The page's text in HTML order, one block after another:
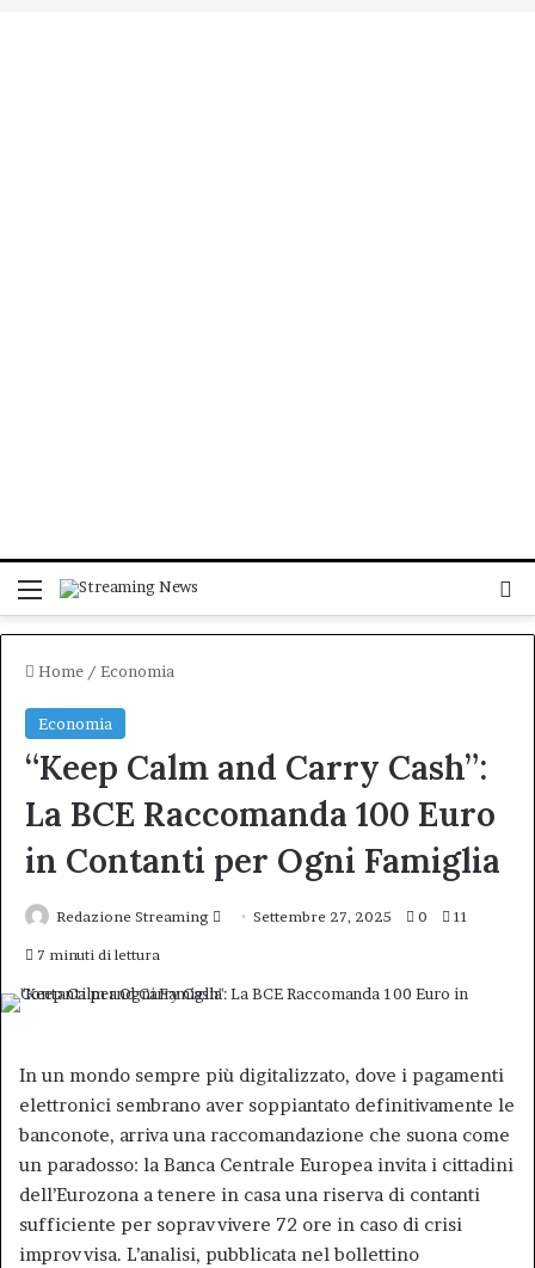
Menu
Home / Economia
Economia
“Keep Calm and Carry Cash”:
La BCE Raccomanda 100 Euro
in Contanti per Ogni Famiglia
Redazione Streaming
InviaSettembre 27, 2025 0 11
7 minuti di lettura
In un mondo sempre più digitalizzato, dove i pagamenti
elettronici sembrano aver soppiantato definitivamente le
banconote, arriva una raccomandazione che suona come
un paradosso: la Banca Centrale Europea invita i cittadini
dell’Eurozona a tenere in casa una riserva di contanti
sufficiente per sopravvivere 72 ore in caso di crisi
improvvisa. L’analisi, pubblicata nel bollettino